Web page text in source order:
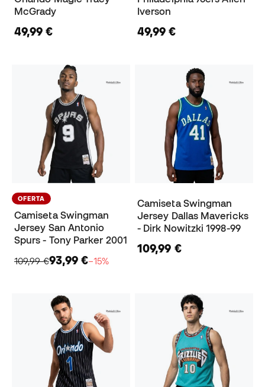
McGrady
49,99 €
Iverson
49,99 €
OFERTA
Camiseta Swingman
Jersey San Antonio
Spurs - Tony Parker 2001
109,99 €93,99 €−15%
Camiseta Swingman
Jersey Dallas Mavericks
- Dirk Nowitzki 1998-99
109,99 €